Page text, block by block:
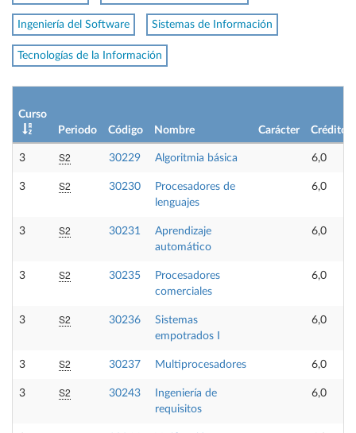
Ingeniería del Software Sistemas de Información
Tecnologías de la Información
Curso
Periodo
Código Nombre Carácter Créditos
3 S2 30229 Algoritmia básica 6,0
3 S2 30230
Procesadores de
lenguajes
6,0
3 S2 30231
Aprendizaje
automático
6,0
3 S2 30235
Procesadores
comerciales
6,0
3 S2 30236
Sistemas
empotrados I
6,0
3 S2 30237 Multiprocesadores 6,0
3 S2 30243
Ingeniería de
requisitos
6,0